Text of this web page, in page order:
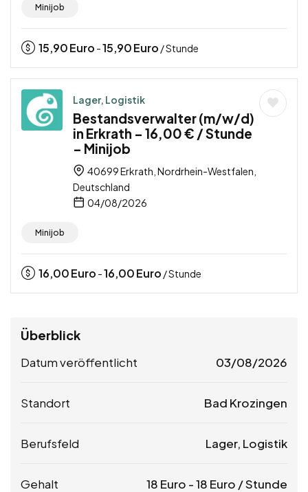
Minijob
15,90Euro -15,90Euro / Stunde
Lager, Logistik
Bestandsverwalter (m/w/d)
in Erkrath – 16,00 € / Stunde
– Minijob
40699 Erkrath, Nordrhein-Westfalen,
Deutschland
04/08/2026
Minijob
16,00Euro -16,00Euro / Stunde
Überblick
Datum veröffentlicht 03/08/2026
Standort Bad Krozingen
Berufsfeld Lager, Logistik
Gehalt 18 Euro -18 Euro / Stunde